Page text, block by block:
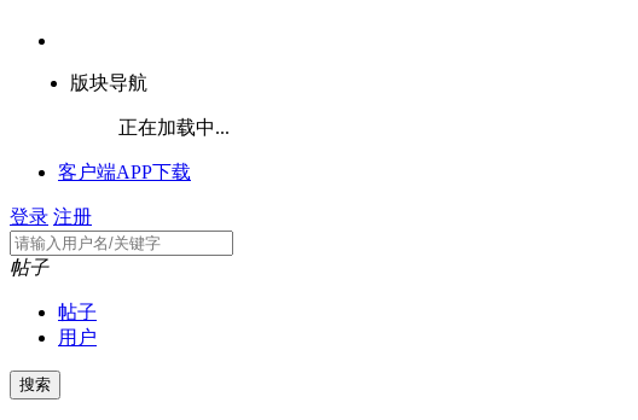
版块导航
正在加载中...
客户端APP下载
登录 注册
帖子
帖子
用户